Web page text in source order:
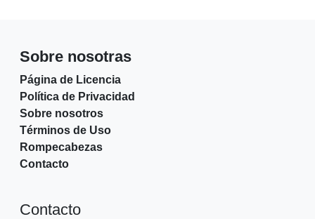
Sobre nosotras
Página de Licencia
Política de Privacidad
Sobre nosotros
Términos de Uso
Rompecabezas
Contacto
Contacto